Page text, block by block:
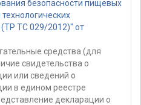
безопасности пищевых
(ТР ТС 029/2012)" от
средства (для
свидетельства о
или сведений о
в едином реестре
декларации о